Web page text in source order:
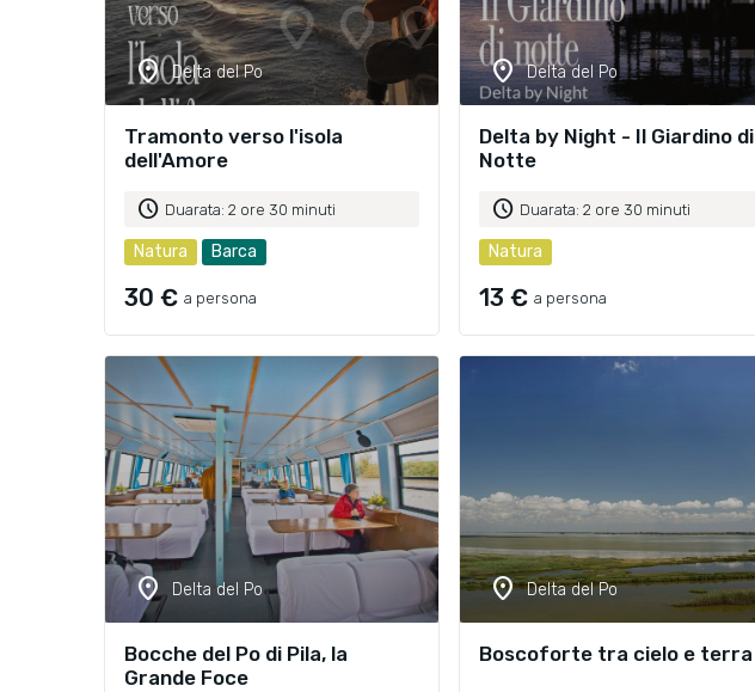
location_on Delta del Po
Tramonto verso l'isola
dell'Amore
schedule Duarata: 2 ore 30 minuti
Natura Barca
30 € a persona
location_on Delta del Po
Delta by Night - Il Giardino di
Notte
schedule Duarata: 2 ore 30 minuti
Natura
13 € a persona
location_on Delta del Po
Bocche del Po di Pila, la
Grande Foce
location_on Delta del Po
Boscoforte tra cielo e terra